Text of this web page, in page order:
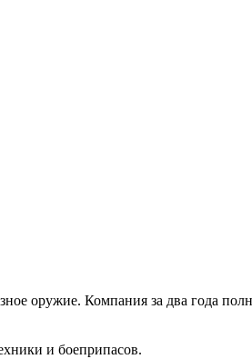
оружие. Компания за два года
и боеприпасов.